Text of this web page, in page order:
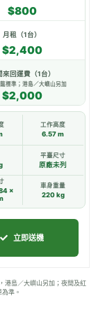
$800
月租（1台）
$2,400
來回運費（1台）
標準；港島／大嶼山另加
$2,000
工作高度
6.57 m
平臺尺寸
原廠未列
×
車身重量
220 kg
立即送機
頁
面
選
擇
選
項
港島／大嶼山另加；夜間及紅
準。